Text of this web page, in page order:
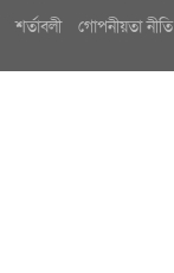
শর্তাবলী গোপনীয়তা নীতি